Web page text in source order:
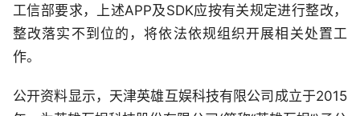
工信部要求，上述APP及SDK应按有关规定进行整改，
整改落实不到位的，将依法依规组织开展相关处置工
作。
公开资料显示，天津英雄互娱科技有限公司成立于2015